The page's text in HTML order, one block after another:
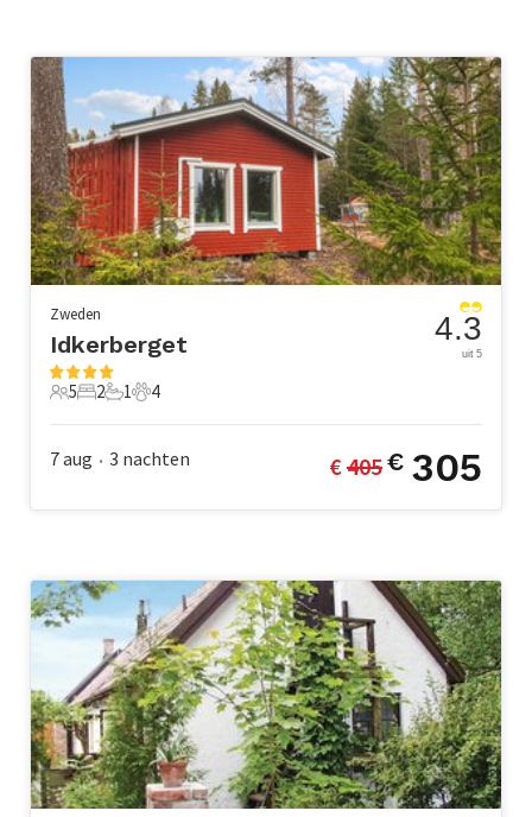
Zweden
Idkerberget
5 Gasten
5
2 Slaapkamers
2
1 Badkamer
1
4 Huisdieren
4
4.3
uit 5
7 aug • 3 nachten € 405€ 305